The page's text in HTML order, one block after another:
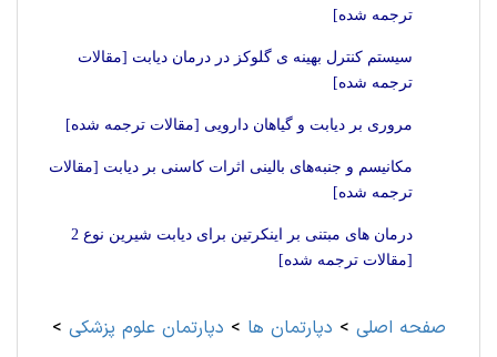
ترجمه شده]
سیستم کنترل بهینه ی گلوکز در درمان دیابت [مقالات
ترجمه شده]
مروری بر دیابت و گیاهان دارویی [مقالات ترجمه شده]
مکانیسم و جنبه‌های بالینی اثرات کاسنی بر دیابت [مقالات
ترجمه شده]
درمان های مبتنی بر اینکرتین برای دیابت شیرین نوع 2
[مقالات ترجمه شده]
صفحه اصلی > دپارتمان ها > دپارتمان علوم پزشكی >